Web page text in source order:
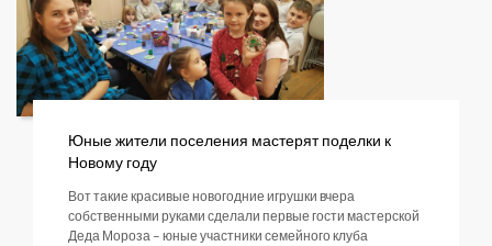
Юные жители поселения мастерят поделки к
Новому году
Вот такие красивые новогодние игрушки вчера
собственными руками сделали первые гости мастерской
Деда Мороза – юные участники семейного клуба